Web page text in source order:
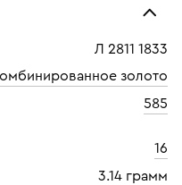
Л 2811 1833
золото
585
16
3.14 грамм